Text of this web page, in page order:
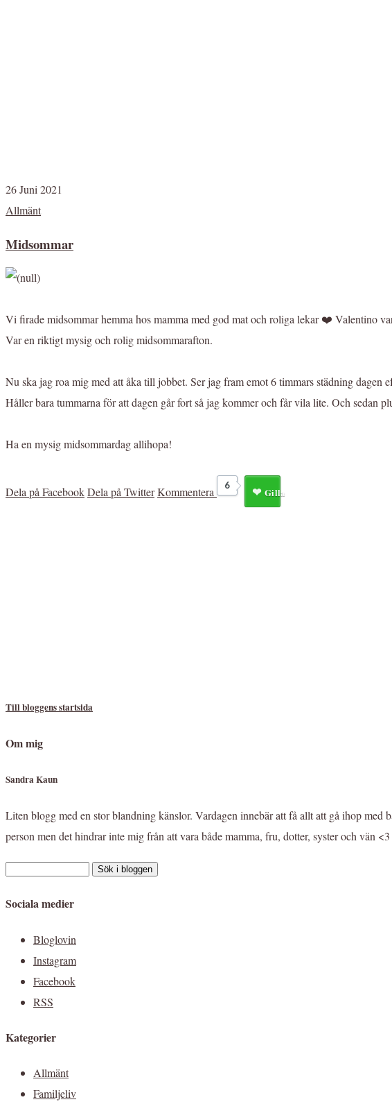
26 Juni 2021
Allmänt
Midsommar
Vi firade midsommar hemma hos mamma med god mat och roliga lekar ❤️ Valentino
Var en riktigt mysig och rolig midsommarafton.
Nu ska jag roa mig med att åka till jobbet. Ser jag fram emot 6 timmars städning dagen
Håller bara tummarna för att dagen går fort så jag kommer och får vila lite. Och sedan
Ha en mysig midsommardag allihopa!
Dela på FacebookDela på TwitterKommentera 6
Gilla
Till bloggens startsida
Om mig
Sandra Kaun
Liten blogg med en stor blandning känslor. Vardagen innebär att få allt att gå ihop
person men det hindrar inte mig från att vara både mamma, fru, dotter, syster och vän <3
Sociala medier
Bloglovin
Instagram
Facebook
RSS
Kategorier
Allmänt
Familjeliv